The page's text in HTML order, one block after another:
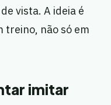
vista. A ideia é
treino, não só em
imitar